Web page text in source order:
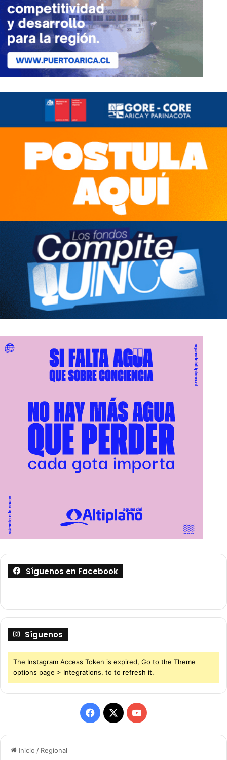
Inicio / Regional
Síguenos en Facebook
Síguenos
The Instagram Access Token is expired, Go to the Theme
options page > Integrations, to to refresh it.
F
a
X
Y
o